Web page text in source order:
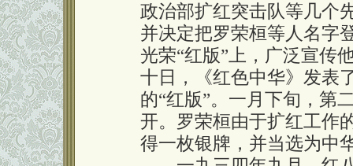
政治部扩红突击队等几个
并决定把罗荣桓等人名字
光荣“红版”上，广泛宣传
十日，《红色中华》发表
的“红版”。一月下旬，第
开。罗荣桓由于扩红工作
得一枚银牌，并当选为中